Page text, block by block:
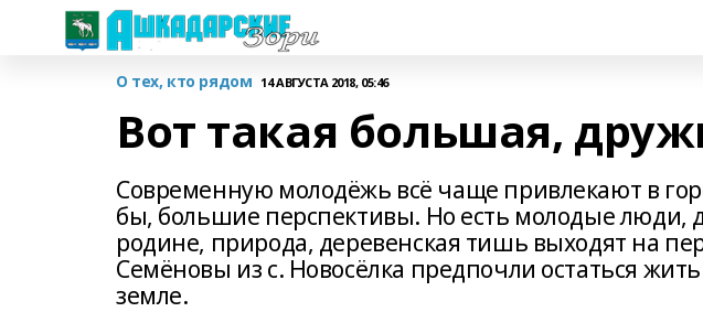
О тех, кто рядом 14 АВГУСТА 2018, 05:46
Вот такая большая,
Современную молодёжь всё чаще привлекают в
бы, большие перспективы. Но есть молодые люди,
родине, природа, деревенская тишь выходят на
Семёновы из с. Новосёлка предпочли остаться
земле.